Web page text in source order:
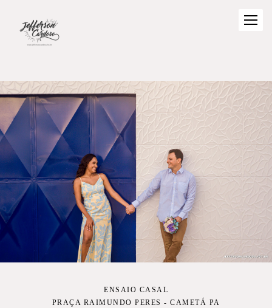
ENSAIO CASAL
PRAÇA RAIMUNDO PERES - CAMETÁ PA